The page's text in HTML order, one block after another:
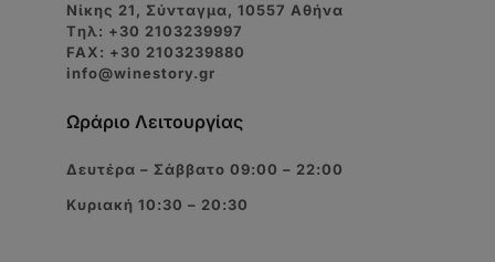
Νίκης 21, Σύνταγμα, 10557 Αθήνα
Tηλ: +30 2103239997
FAX: +30 2103239880
info@winestory.gr
Ωράριο Λειτουργίας
Δευτέρα – Σάββατο 09:00 – 22:00
Κυριακή 10:30 – 20:30